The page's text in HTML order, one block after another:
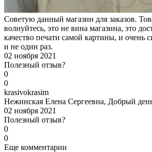
Советую данный магазин для заказов.
волнуйтесь, это не вина магазина, это
качество печати самой картины, и очень
и не один раз.
02 ноября 2021
Полезный отзыв?
0
0
krasivokrasim
Нежинская Елена Сергеевна, Добрый
02 ноября 2021
Полезный отзыв?
0
0
Еще комментарии